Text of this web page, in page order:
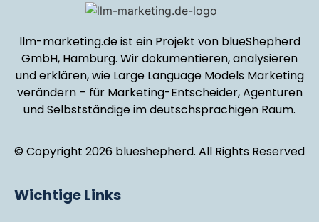
llm-marketing.de ist ein Projekt von blueShepherd
GmbH, Hamburg. Wir dokumentieren, analysieren
und erklären, wie Large Language Models Marketing
verändern – für Marketing-Entscheider, Agenturen
und Selbstständige im deutschsprachigen Raum.
© Copyright 2026 blueshepherd. All Rights Reserved
Wichtige Links